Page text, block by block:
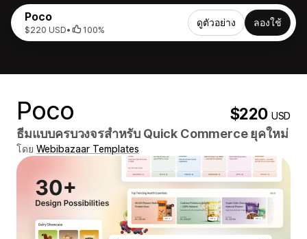
Poco
$220 USD• 100%
ดูตัวอย่าง ลองใช้
Poco $220USD
ธีมแบบครบวงจรสำหรับ Quick Commerce ยุคใหม่
โดย Webibazaar Templates